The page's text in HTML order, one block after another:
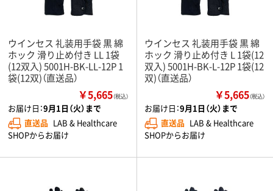
ウインセス 礼装用手袋 黒 綿
ホック 滑り止め付き LL 1袋
(12双入) 5001H-BK-LL-12P 1
袋(12双)（直送品）
￥5,665（税込）
お届け日：9月1日（火）まで
直送品 LAB & Healthcare
SHOPからお届け
ウインセス 礼装用手袋 黒 綿
ホック 滑り止め付き L 1袋(12
双入) 5001H-BK-L-12P 1袋(12
双)（直送品）
￥5,665（税込）
お届け日：9月1日（火）まで
直送品 LAB & Healthcare
SHOPからお届け